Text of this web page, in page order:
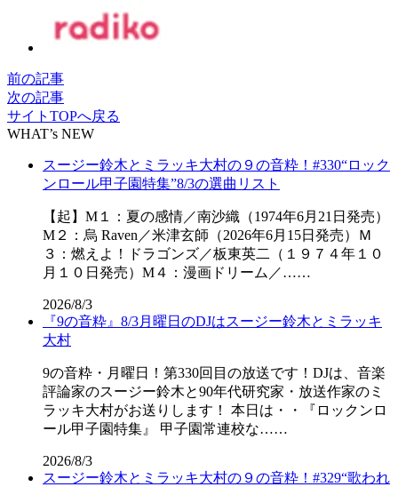
前の記事
次の記事
サイトTOPへ戻る
WHAT’s NEW
スージー鈴木とミラッキ大村の９の音粋！#330“ロック
ンロール甲子園特集”8/3の選曲リスト
【起】M１：夏の感情／南沙織（1974年6月21日発売）
M２：烏 Raven／米津玄師（2026年6月15日発売）Ｍ
３：燃えよ！ドラゴンズ／板東英二（１９７４年１０
月１０日発売）M４：漫画ドリーム／……
2026/8/3
『9の音粋』8/3月曜日のDJはスージー鈴木とミラッキ
大村
9の音粋・月曜日！第330回目の放送です！DJは、音楽
評論家のスージー鈴木と90年代研究家・放送作家のミ
ラッキ大村がお送りします！ 本日は・・『ロックンロ
ール甲子園特集』 甲子園常連校な……
2026/8/3
スージー鈴木とミラッキ大村の９の音粋！#329“歌われ